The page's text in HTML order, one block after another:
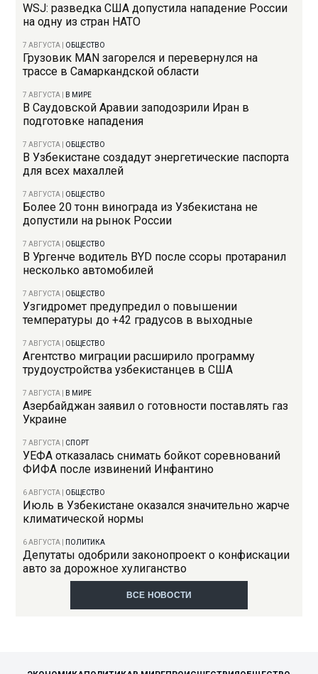
WSJ: разведка США допустила нападение России
на одну из стран НАТО
7 АВГУСТА ОБЩЕСТВО
Грузовик MAN загорелся и перевернулся на
трассе в Самаркандской области
7 АВГУСТА В МИРЕ
В Саудовской Аравии заподозрили Иран в
подготовке нападения
7 АВГУСТА ОБЩЕСТВО
В Узбекистане создадут энергетические паспорта
для всех махаллей
7 АВГУСТА ОБЩЕСТВО
Более 20 тонн винограда из Узбекистана не
допустили на рынок России
7 АВГУСТА ОБЩЕСТВО
В Ургенче водитель BYD после ссоры протаранил
несколько автомобилей
7 АВГУСТА ОБЩЕСТВО
Узгидромет предупредил о повышении
температуры до +42 градусов в выходные
7 АВГУСТА ОБЩЕСТВО
Агентство миграции расширило программу
трудоустройства узбекистанцев в США
7 АВГУСТА В МИРЕ
Азербайджан заявил о готовности поставлять газ
Украине
7 АВГУСТА СПОРТ
УЕФА отказалась снимать бойкот соревнований
ФИФА после извинений Инфантино
6 АВГУСТА ОБЩЕСТВО
Июль в Узбекистане оказался значительно жарче
климатической нормы
6 АВГУСТА ПОЛИТИКА
Депутаты одобрили законопроект о конфискации
авто за дорожное хулиганство
ВСЕ НОВОСТИ